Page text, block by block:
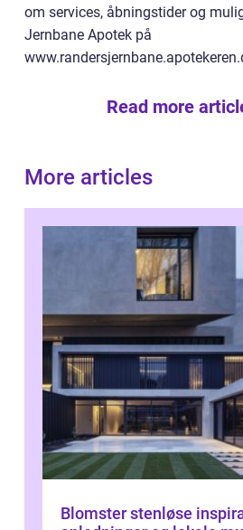
om services, åbningstider og
Jernbane Apotek på
Read more
More articles
Blomster stenløse inspiration,